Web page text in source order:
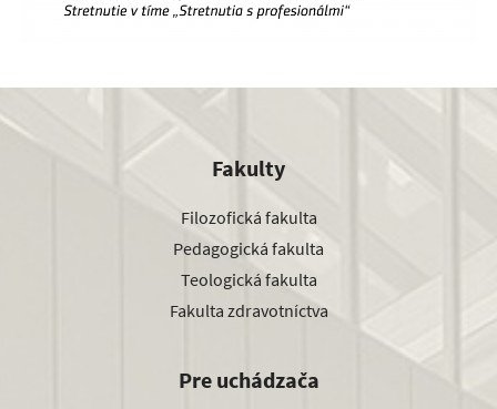
Fakulty
Filozofická fakulta
Pedagogická fakulta
Teologická fakulta
Fakulta zdravotníctva
Pre uchádzača